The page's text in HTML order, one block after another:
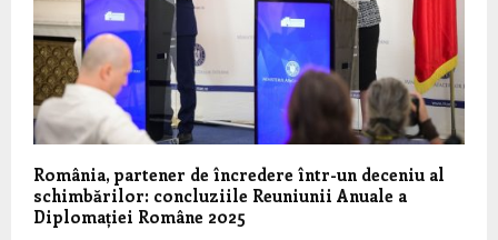
România, partener de încredere într-un deceniu al
schimbărilor: concluziile Reuniunii Anuale a
Diplomației Române 2025